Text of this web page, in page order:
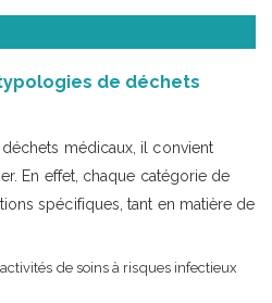
de déchets
médicaux, il convient
En effet, chaque catégorie de
spécifiques, tant en matière de
de soins à risques infectieux